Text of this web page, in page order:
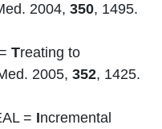
2004, 350, 1495.
Treating to
2005, 352, 1425.
= Incremental